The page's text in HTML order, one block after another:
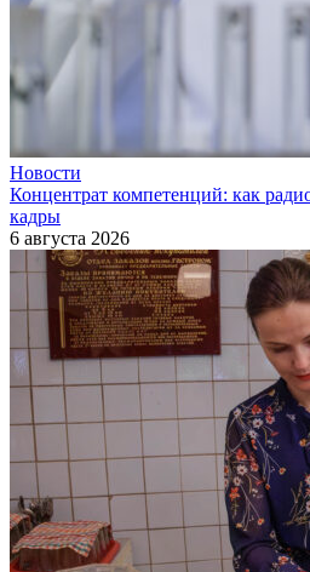
Новости
Концентрат компетенций: как
кадры
6 августа 2026